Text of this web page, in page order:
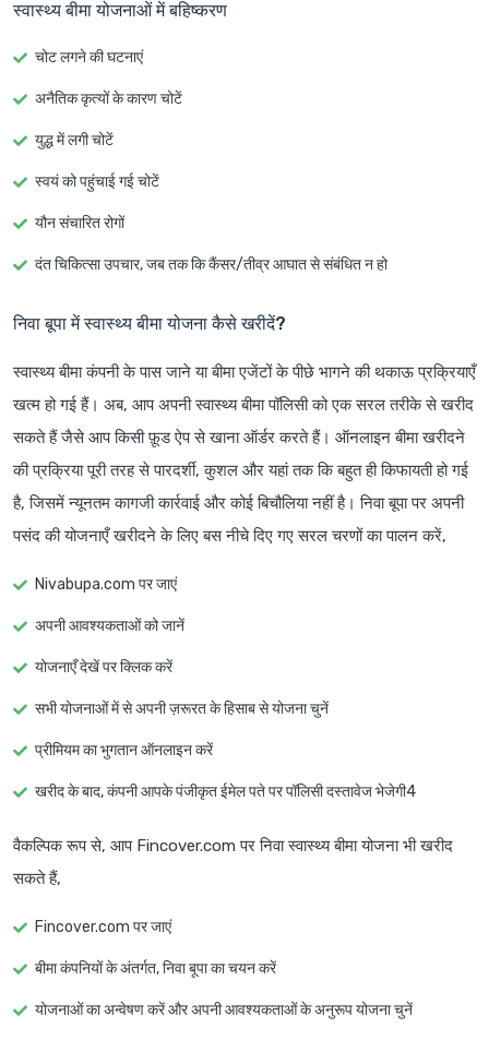
स्वास्थ्य बीमा योजनाओं में बहिष्करण
चोट लगने की घटनाएं
अनैतिक कृत्यों के कारण चोटें
युद्ध में लगी चोटें
स्वयं को पहुंचाई गई चोटें
यौन संचारित रोगों
दंत चिकित्सा उपचार, जब तक कि कैंसर/तीव्र आघात से संबंधित न हो
निवा बूपा में स्वास्थ्य बीमा योजना कैसे खरीदें?
स्वास्थ्य बीमा कंपनी के पास जाने या बीमा एजेंटों के पीछे भागने की थकाऊ प्रक्रियाएँ
खत्म हो गई हैं। अब, आप अपनी स्वास्थ्य बीमा पॉलिसी को एक सरल तरीके से खरीद
सकते हैं जैसे आप किसी फ़ूड ऐप से खाना ऑर्डर करते हैं। ऑनलाइन बीमा खरीदने
की प्रक्रिया पूरी तरह से पारदर्शी, कुशल और यहां तक कि बहुत ही किफायती हो गई
है, जिसमें न्यूनतम कागजी कार्रवाई और कोई बिचौलिया नहीं है। निवा बूपा पर अपनी
पसंद की योजनाएँ खरीदने के लिए बस नीचे दिए गए सरल चरणों का पालन करें,
Nivabupa.com पर जाएं
अपनी आवश्यकताओं को जानें
योजनाएँ देखें पर क्लिक करें
सभी योजनाओं में से अपनी ज़रूरत के हिसाब से योजना चुनें
प्रीमियम का भुगतान ऑनलाइन करें
खरीद के बाद, कंपनी आपके पंजीकृत ईमेल पते पर पॉलिसी दस्तावेज भेजेगी4
वैकल्पिक रूप से, आप Fincover.com पर निवा स्वास्थ्य बीमा योजना भी खरीद
सकते हैं,
Fincover.com पर जाएं
बीमा कंपनियों के अंतर्गत, निवा बूपा का चयन करें
योजनाओं का अन्वेषण करें और अपनी आवश्यकताओं के अनुरूप योजना चुनें